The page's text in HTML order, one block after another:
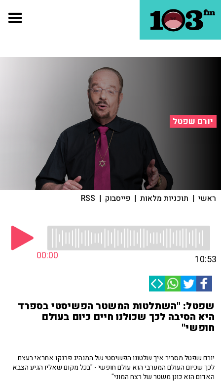
יורם שפטל
ראשי | תוכניות מלאות | פייסבוק |
RSS
00:00 10:53
שפטל: "השתלטות המשטר הפשיסטי בספרד
היא הסיבה לכך שכולנו חיים כיום בעולם
חופשי"
יורם שפטל מסביר איך שלטונו הפשיסטי של המנהיג פרנקו אחראי בעצם
לכך שכיום העולם המערבי הוא עולם חופשי - "בכל מקום שאליו הגיע הצבא
האדום הוא כונן משטר של רצח המוני"